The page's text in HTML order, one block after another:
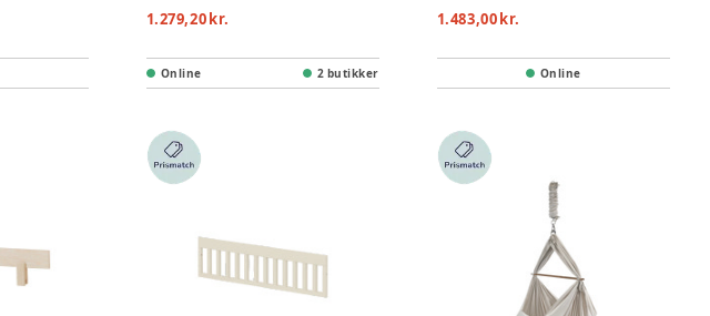
1.279,20 kr.
Online 2 butikker
1.483,00 kr.
Online